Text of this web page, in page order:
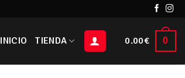
INICIO TIENDA 0.00€ 0